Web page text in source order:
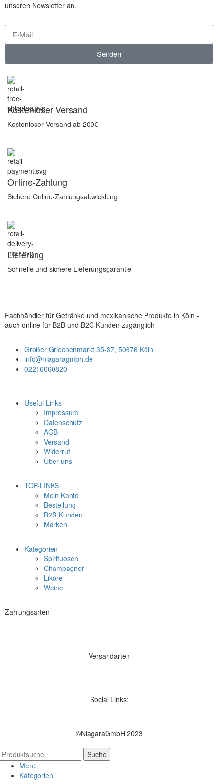
unseren Newsletter an.
Senden
Kostenloser Versand
Kostenloser Versand ab 200€
Online-Zahlung
Sichere Online-Zahlungsabwicklung
Lieferung
Schnelle und sichere Lieferungsgarantie
Fachhändler für Getränke und mexikanische Produkte in Köln -
auch online für B2B und B2C Kunden zugänglich
Großer Griechenmarkt 35-37, 50676 Köln
info@niagaragmbh.de
02216060820
Useful Links
Impressum
Datenschutz
AGB
Versand
Widerruf
Über uns
TOP-LINKS
Mein Konto
Bestellung
B2B-Kunden
Marken
Kategorien
Spirituosen
Champagner
Liköre
Weine
Zahlungsarten
Versandarten
Social Links:
©NiagaraGmbH 2023
Suche
Menü
Kategorien